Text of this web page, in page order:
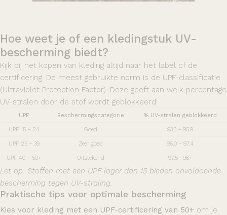
Hoe weet je of een kledingstuk UV-
bescherming biedt?
Kijk bij het kopen van kleding altijd naar het label of de
certificering. De meest gebruikte norm is de UPF-classificatie
(Ultraviolet Protection Factor). Deze geeft aan welk percentage
UV-stralen door de stof wordt geblokkeerd:
UPF Beschermingscategorie % UV-stralen geblokkeerd
UPF 15 – 24 Goed 93.3 – 95.9
UPF 25 – 39 Zeer goed 96.0 – 97.4
UPF 40 – 50+ Uitstekend 97.5– 98+
Let op: Stoffen met een UPF lager dan 15 bieden onvoldoende
bescherming tegen UV-straling.
Praktische tips voor optimale bescherming
Kies voor kleding met een UPF-certificering van 50+ om je